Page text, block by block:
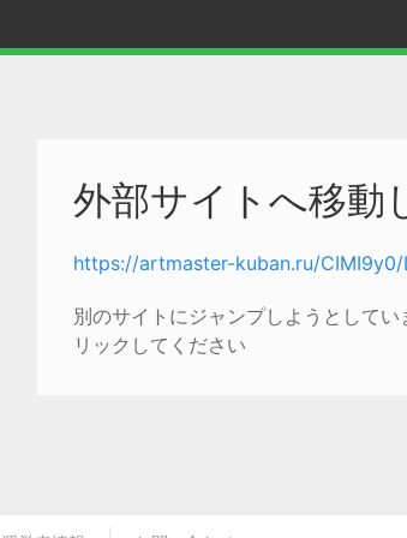
外部サイトへ移動
https://artmaster-kuban.ru/CIMI9y0/
別のサイトにジャンプしようとして
リックしてください